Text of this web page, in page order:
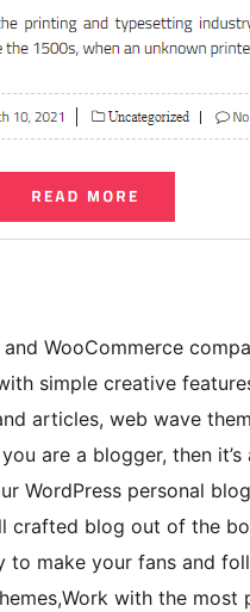
WooCommerce
simple creative
articles, web wave
are a blogger, then
WordPress personal
crafted blog out of the
make your fans and
with the